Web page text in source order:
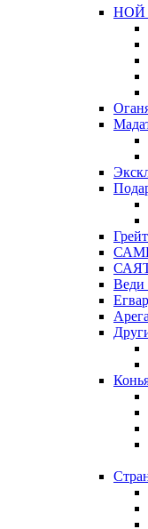
НОЙ